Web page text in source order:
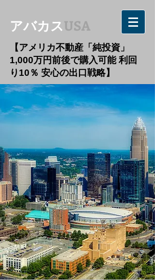
アバカスUSA
【アメリカ不動産「純投資」
1,000万円前後で購入可能 利回
り10％ 安心の出口戦略】